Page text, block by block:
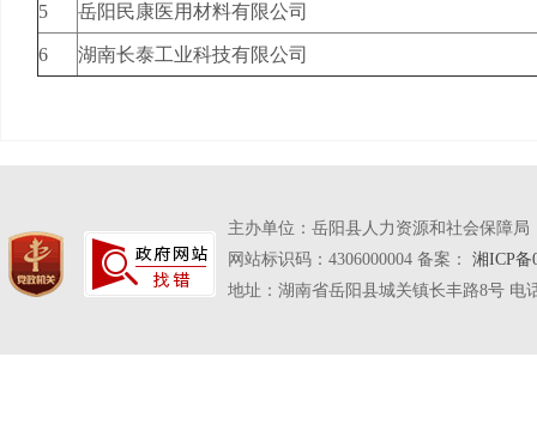
5 岳阳民康医用材料有限公司
6 湖南长泰工业科技有限公司
主办单位：岳阳县人力资源和社会保障
网站标识码：4306000004 备案： 湘ICP备
地址：湖南省岳阳县城关镇长丰路8号 电